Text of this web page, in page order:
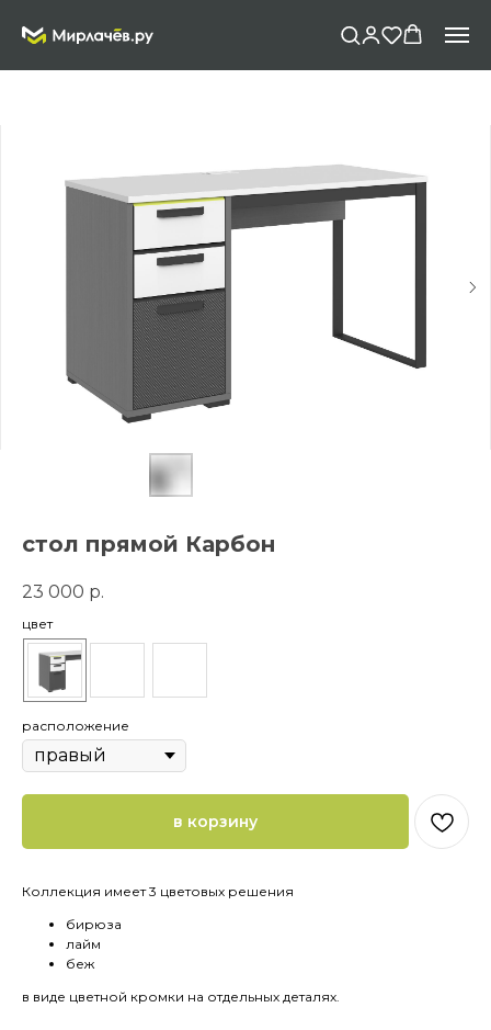
стол прямой Карбон
23 000 р.
цвет
расположение
в корзину
Коллекция имеет 3 цветовых решения
бирюза
лайм
беж
в виде цветной кромки на отдельных деталях.